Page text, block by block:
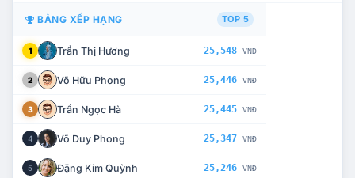
BẢNG XẾP HẠNG TOP 5
1 Trần Thị Hương 25,548 VNĐ
2 Võ Hữu Phong 25,446 VNĐ
3 Trần Ngọc Hà 25,445 VNĐ
4 Võ Duy Phong 25,347 VNĐ
5 Đặng Kim Quỳnh 25,246 VNĐ